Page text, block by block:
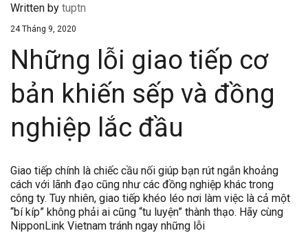
Written by tuptn
24 Tháng 9, 2020
Những lỗi giao tiếp cơ
bản khiến sếp và đồng
nghiệp lắc đầu
Giao tiếp chính là chiếc cầu nối giúp bạn rút ngắn khoảng
cách với lãnh đạo cũng như các đồng nghiệp khác trong
công ty. Tuy nhiên, giao tiếp khéo léo nơi làm việc là cả một
“bí kíp” không phải ai cũng “tu luyện” thành thạo. Hãy cùng
NipponLink Vietnam tránh ngay những lỗi